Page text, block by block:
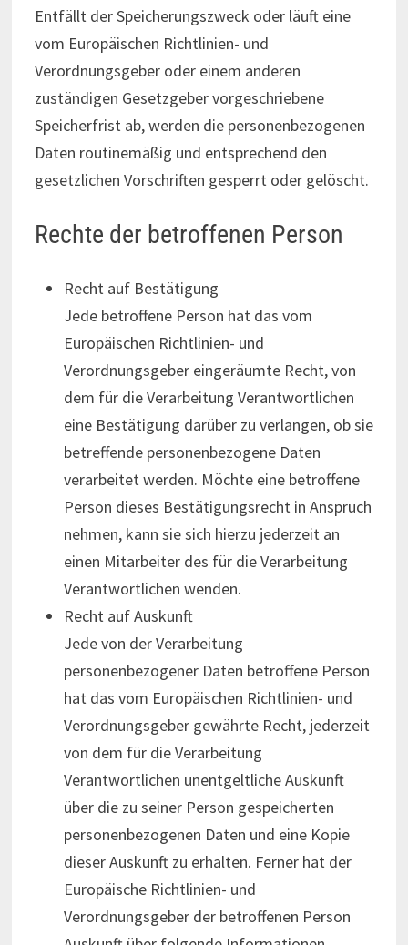
Entfällt der Speicherungszweck oder läuft eine
vom Europäischen Richtlinien- und
Verordnungsgeber oder einem anderen
zuständigen Gesetzgeber vorgeschriebene
Speicherfrist ab, werden die personenbezogenen
Daten routinemäßig und entsprechend den
gesetzlichen Vorschriften gesperrt oder gelöscht.
Rechte der betroffenen Person
Recht auf Bestätigung
Jede betroffene Person hat das vom
Europäischen Richtlinien- und
Verordnungsgeber eingeräumte Recht, von
dem für die Verarbeitung Verantwortlichen
eine Bestätigung darüber zu verlangen, ob sie
betreffende personenbezogene Daten
verarbeitet werden. Möchte eine betroffene
Person dieses Bestätigungsrecht in Anspruch
nehmen, kann sie sich hierzu jederzeit an
einen Mitarbeiter des für die Verarbeitung
Verantwortlichen wenden.
Recht auf Auskunft
Jede von der Verarbeitung
personenbezogener Daten betroffene Person
hat das vom Europäischen Richtlinien- und
Verordnungsgeber gewährte Recht, jederzeit
von dem für die Verarbeitung
Verantwortlichen unentgeltliche Auskunft
über die zu seiner Person gespeicherten
personenbezogenen Daten und eine Kopie
dieser Auskunft zu erhalten. Ferner hat der
Europäische Richtlinien- und
Verordnungsgeber der betroffenen Person